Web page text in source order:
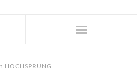
HOCHSPRUNG